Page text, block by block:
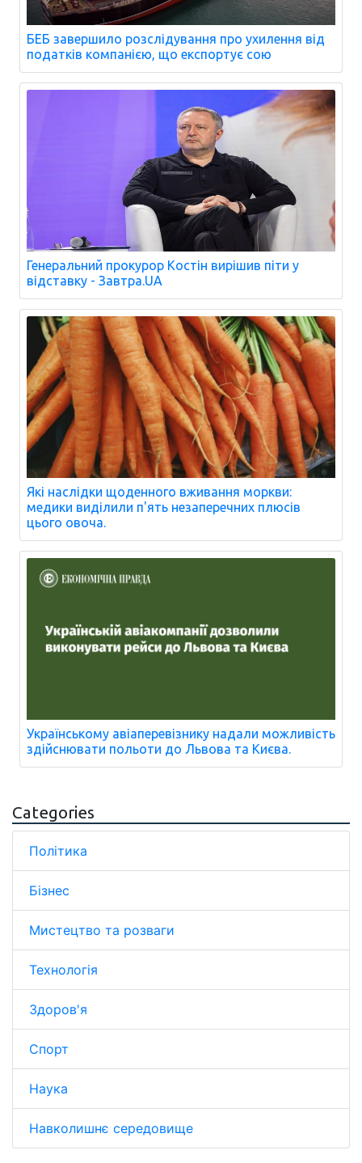
БЕБ завершило розслідування про ухилення від
податків компанією, що експортує сою
Генеральний прокурор Костін вирішив піти у
відставку - Завтра.UA
Які наслідки щоденного вживання моркви:
медики виділили п'ять незаперечних плюсів
цього овоча.
Українському авіаперевізнику надали можливість
здійснювати польоти до Львова та Києва.
Categories
Політика
Бізнес
Мистецтво та розваги
Технологія
Здоров'я
Спорт
Наука
Навколишнє середовище